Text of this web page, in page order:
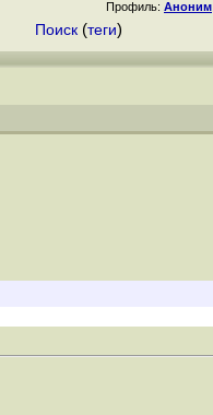
Профиль: Аноним
Поиск (теги)